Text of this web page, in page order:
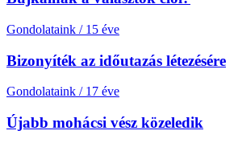
Gondolataink / 15 éve
Bizonyíték az időutazás létezésére
Gondolataink / 17 éve
Újabb mohácsi vész közeledik